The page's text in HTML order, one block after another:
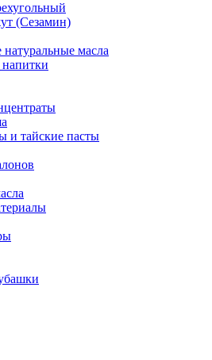
(Сезамин)
масла
и тайские пасты